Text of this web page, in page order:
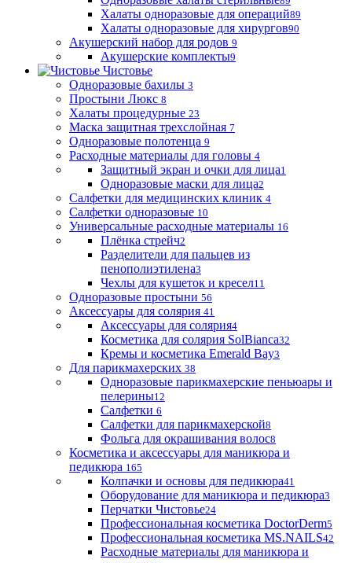
Халаты одноразовые для операций89
Халаты одноразовые для хирургов90
Акушерский набор для родов 9
Акушерские комплекты9
Чистовье
Одноразовые бахилы 3
Простыни Люкс 8
Халаты процедурные 23
Маска защитная трехслойная 7
Одноразовые полотенца 9
Расходные материалы для головы 4
Защитный экран и очки для лица1
Одноразовые маски для лица2
Салфетки для медицинских клиник 4
Салфетки одноразовые 10
Универсальные расходные материалы 16
Плёнка стрейч2
Разделители для пальцев из
пенополиэтилена3
Чехлы для кушеток и кресел11
Одноразовые простыни 56
Аксессуары для солярия 41
Аксессуары для солярия4
Косметика для солярия SolBianca32
Кремы и косметика Emerald Bay3
Для парикмахерских 38
Одноразовые парикмахерские пеньюары и
пелерины12
Салфетки 6
Салфетки для парикмахерской8
Фольга для окрашивания волос8
Косметика и аксессуары для маникюра и
педикюра 165
Колпачки и основы для педикюра41
Оборудование для маникюра и педикюра3
Перчатки Чистовье24
Профессиональная косметика DoctorDerm5
Профессиональная косметика MS.NAILS42
Расходные материалы для маникюра и